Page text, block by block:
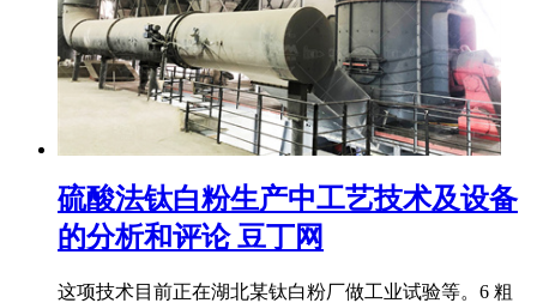
硫酸法钛白粉生产中工艺技术及设备
的分析和评论 豆丁网
这项技术目前正在湖北某钛白粉厂做工业试验等。6 粗